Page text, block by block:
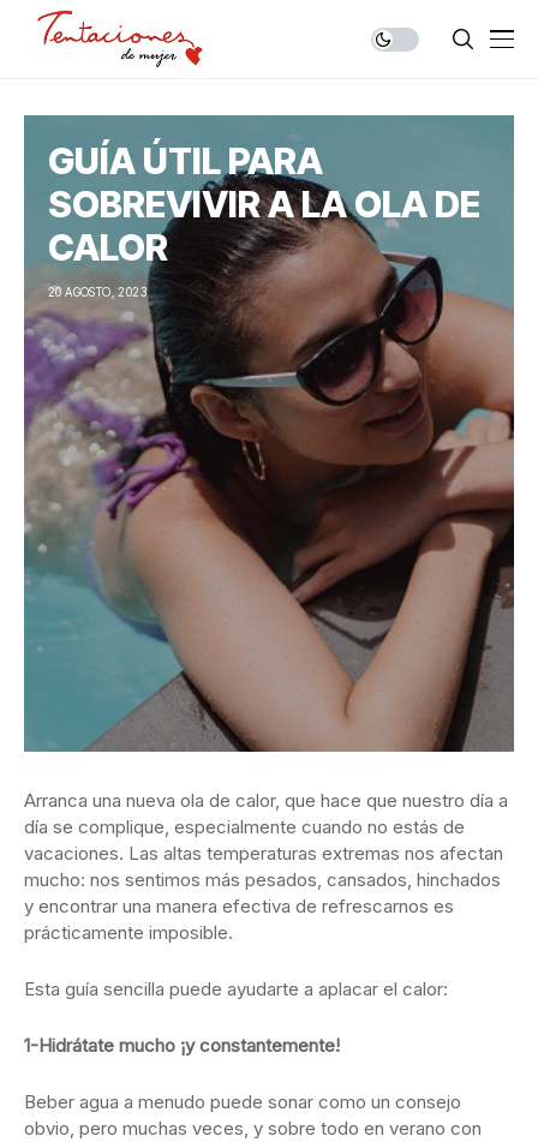
GUÍA ÚTIL PARA
SOBREVIVIR A LA OLA DE
CALOR
20 AGOSTO, 2023
Arranca una nueva ola de calor, que hace que nuestro día a
día se complique, especialmente cuando no estás de
vacaciones. Las altas temperaturas extremas nos afectan
mucho: nos sentimos más pesados, cansados, hinchados
y encontrar una manera efectiva de refrescarnos es
prácticamente imposible.
Esta guía sencilla puede ayudarte a aplacar el calor:
1-Hidrátate mucho ¡y constantemente!
Beber agua a menudo puede sonar como un consejo
obvio, pero muchas veces, y sobre todo en verano con